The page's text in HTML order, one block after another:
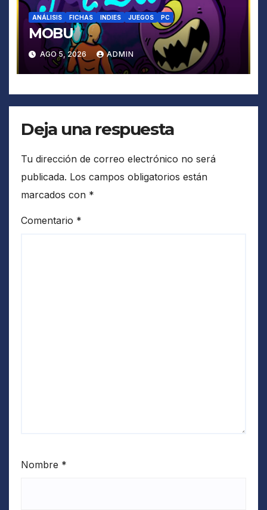
ANÁLISIS FICHAS INDIES JUEGOS PC
MOBU
AGO 5, 2026 ADMIN
Deja una respuesta
Tu dirección de correo electrónico no será
publicada. Los campos obligatorios están
marcados con *
Comentario *
Nombre *